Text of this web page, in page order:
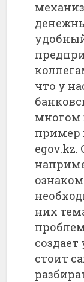
что у
многом
пример
egov.kz.
них
стоит